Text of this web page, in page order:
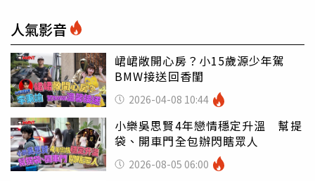
人氣影音
峮峮敞開心房？小15歲源少年駕
BMW接送回香閨
2026-04-08 10:44
小樂吳思賢4年戀情穩定升溫 幫提
袋、開車門全包辦閃瞎眾人
2026-08-05 06:00